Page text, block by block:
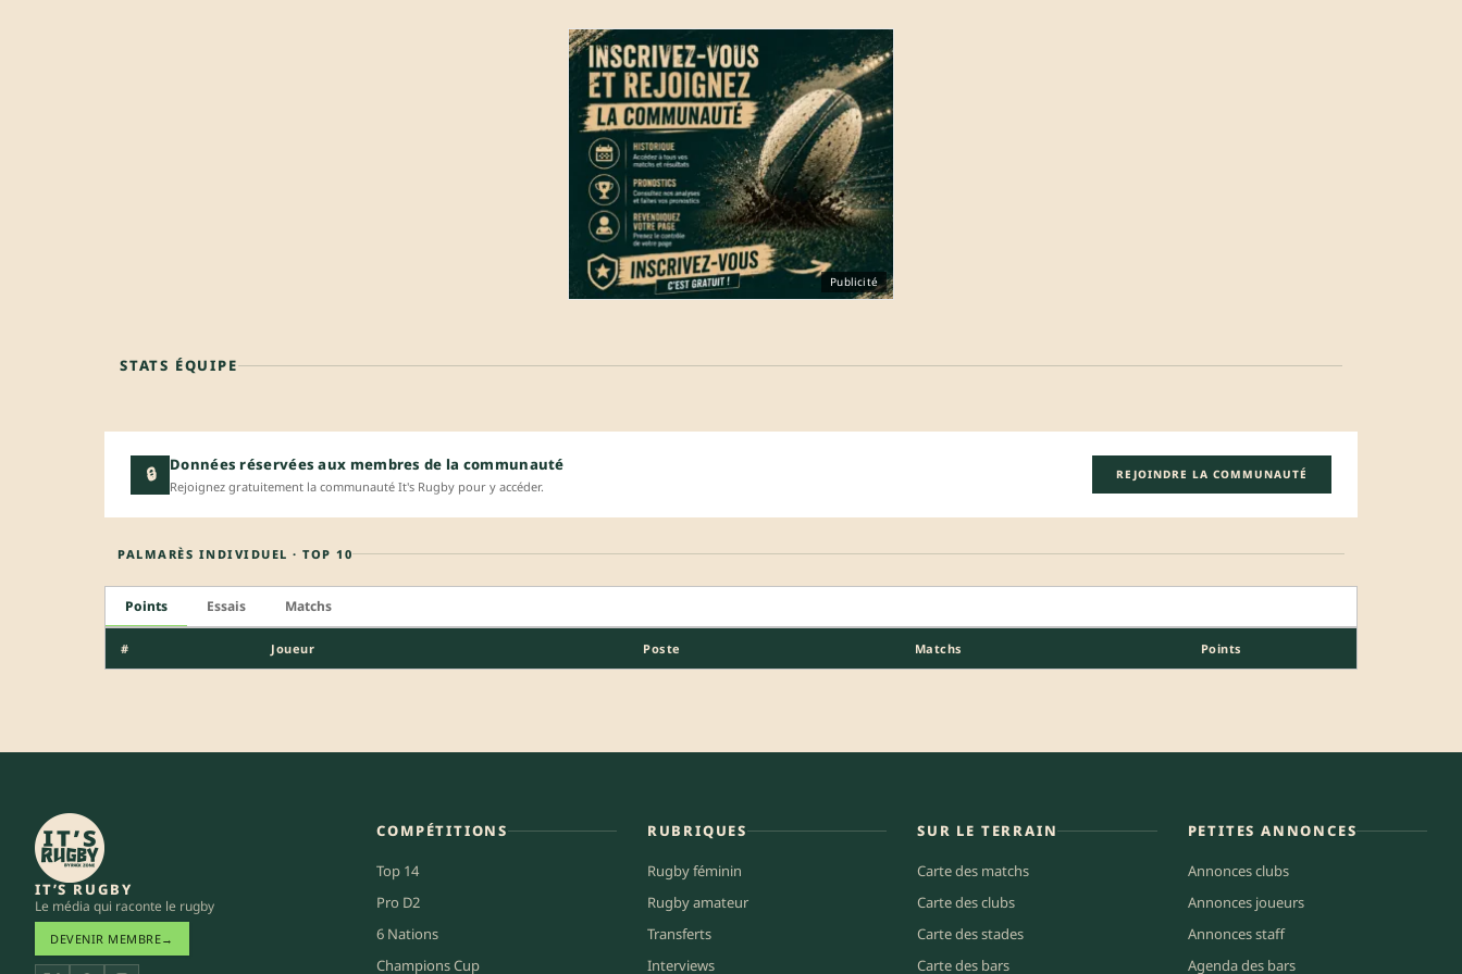
Publicité
STATS ÉQUIPE
🔒 Données réservées aux membres de la communauté
Rejoignez gratuitement la communauté It's Rugby pour y accéder.
REJOINDRE LA COMMUNAUTÉ
PALMARÈS INDIVIDUEL · TOP 10
Points Essais Matchs
# Joueur Poste Matchs Points
IT’S RUGBY
Le média qui raconte le rugby
DEVENIR MEMBRE→
COMPÉTITIONS
Top 14
Pro D2
6 Nations
Champions Cup
RUBRIQUES
Rugby féminin
Rugby amateur
Transferts
Interviews
SUR LE TERRAIN
Carte des matchs
Carte des clubs
Carte des stades
Carte des bars
PETITES ANNONCES
Annonces clubs
Annonces joueurs
Annonces staff
Agenda des bars